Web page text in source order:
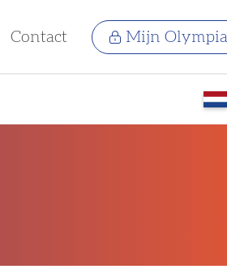
Contact Mijn Olympia